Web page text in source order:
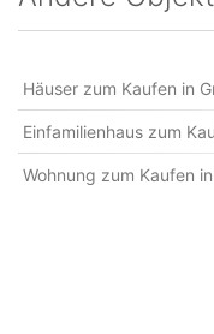
Häuser zum Kaufen in
Einfamilienhaus zum
Wohnung zum Kaufen